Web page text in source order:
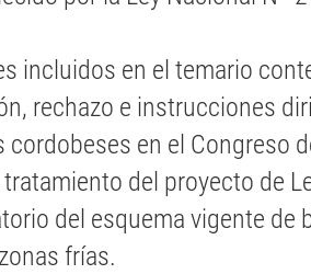
incluidos en el temario
rechazo e instrucciones
cordobeses en el Congreso
del proyecto de
del esquema vigente de
frías.